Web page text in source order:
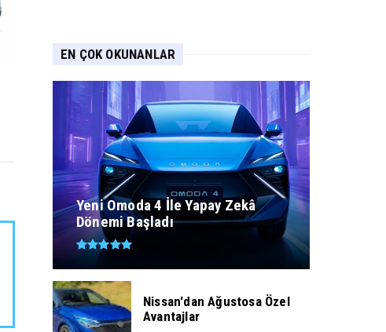
EN ÇOK OKUNANLAR
Yeni Omoda 4 İle Yapay Zekâ
Dönemi Başladı
Nissan'dan Ağustosa Özel
Avantajlar